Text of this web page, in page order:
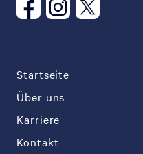
Startseite
Über uns
Karriere
Kontakt